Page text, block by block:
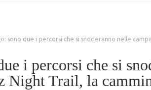
sono due i percorsi che si snoderanno nelle
i percorsi che si
Night Trail, la